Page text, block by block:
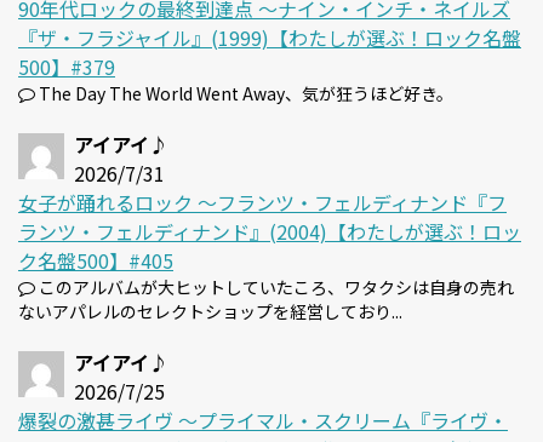
90年代ロックの最終到達点 〜ナイン・インチ・ネイルズ
『ザ・フラジャイル』(1999)【わたしが選ぶ！ロック名盤
500】#379
The Day The World Went Away、気が狂うほど好き。
アイアイ♪
2026/7/31
女子が踊れるロック 〜フランツ・フェルディナンド『フ
ランツ・フェルディナンド』(2004)【わたしが選ぶ！ロッ
ク名盤500】#405
このアルバムが大ヒットしていたころ、ワタクシは自身の売れ
ないアパレルのセレクトショップを経営しており...
アイアイ♪
2026/7/25
爆裂の激甚ライヴ 〜プライマル・スクリーム『ライヴ・